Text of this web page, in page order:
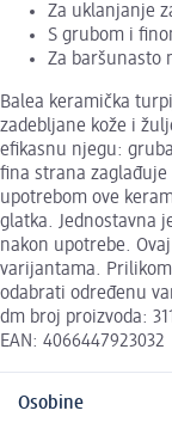
Za uklanjanje
S grubom i
Za baršunasto
Balea keramička
zadebljane kože i
efikasnu njegu:
fina strana
upotrebom ove
glatka. Jednostavna
nakon upotrebe.
varijantama.
odabrati određenu
dm broj proizvoda:
EAN: 4066447923032
Osobine